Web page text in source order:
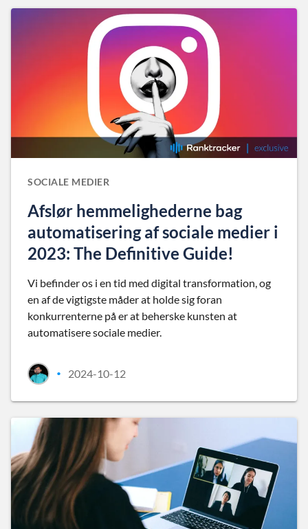
SOCIALE MEDIER
Afslør hemmelighederne bag
automatisering af sociale medier i
2023: The Definitive Guide!
Vi befinder os i en tid med digital transformation, og
en af de vigtigste måder at holde sig foran
konkurrenterne på er at beherske kunsten at
automatisere sociale medier.
• 2024-10-12